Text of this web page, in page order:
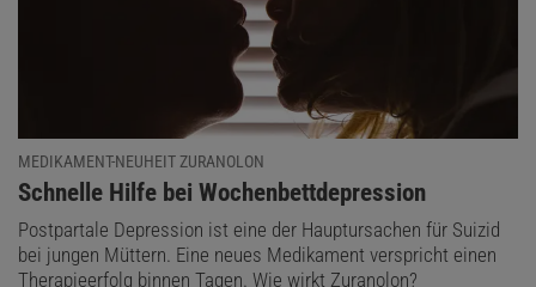
MEDIKAMENT-NEUHEIT ZURANOLON
:
Schnelle Hilfe bei Wochenbettdepression
Postpartale Depression ist eine der Hauptursachen für Suizid
bei jungen Müttern. Eine neues Medikament verspricht einen
Therapieerfolg binnen Tagen. Wie wirkt Zuranolon?